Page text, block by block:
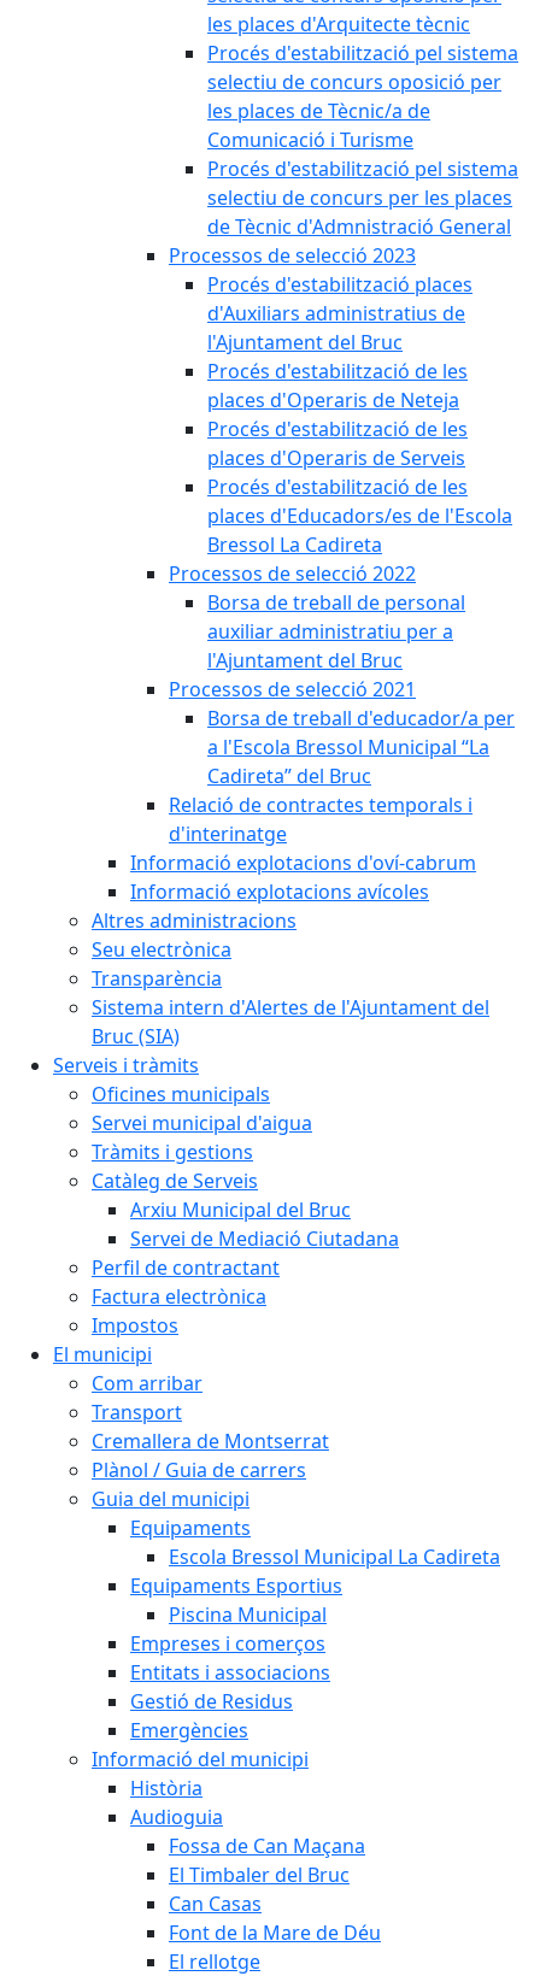
les places d'Arquitecte tècnic
Procés d'estabilització pel sistema
selectiu de concurs oposició per
les places de Tècnic/a de
Comunicació i Turisme
Procés d'estabilització pel sistema
selectiu de concurs per les places
de Tècnic d'Admnistració General
Processos de selecció 2023
Procés d'estabilització places
d'Auxiliars administratius de
l'Ajuntament del Bruc
Procés d'estabilització de les
places d'Operaris de Neteja
Procés d'estabilització de les
places d'Operaris de Serveis
Procés d'estabilització de les
places d'Educadors/es de l'Escola
Bressol La Cadireta
Processos de selecció 2022
Borsa de treball de personal
auxiliar administratiu per a
l'Ajuntament del Bruc
Processos de selecció 2021
Borsa de treball d'educador/a per
a l'Escola Bressol Municipal “La
Cadireta” del Bruc
Relació de contractes temporals i
d'interinatge
Informació explotacions d'oví-cabrum
Informació explotacions avícoles
Altres administracions
Seu electrònica
Transparència
Sistema intern d'Alertes de l'Ajuntament del
Bruc (SIA)
Serveis i tràmits
Oficines municipals
Servei municipal d'aigua
Tràmits i gestions
Catàleg de Serveis
Arxiu Municipal del Bruc
Servei de Mediació Ciutadana
Perfil de contractant
Factura electrònica
Impostos
El municipi
Com arribar
Transport
Cremallera de Montserrat
Plànol / Guia de carrers
Guia del municipi
Equipaments
Escola Bressol Municipal La Cadireta
Equipaments Esportius
Piscina Municipal
Empreses i comerços
Entitats i associacions
Gestió de Residus
Emergències
Informació del municipi
Història
Audioguia
Fossa de Can Maçana
El Timbaler del Bruc
Can Casas
Font de la Mare de Déu
El rellotge